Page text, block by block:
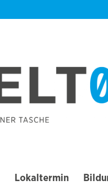
Lokaltermin